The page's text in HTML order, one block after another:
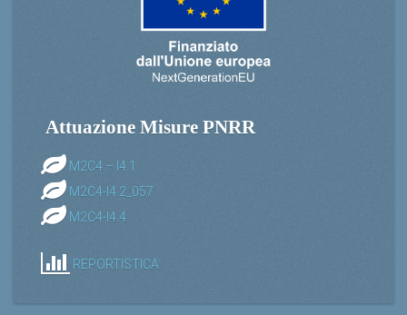
Attuazione Misure PNRR
M2C4 – I4.1
M2C4-I4.2_057
M2C4-I4.4
REPORTISTICA